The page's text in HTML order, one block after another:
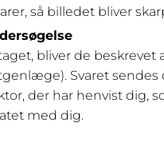
så billedet bliver
bliver de beskrevet
Svaret sendes
der har henvist dig,
med dig.